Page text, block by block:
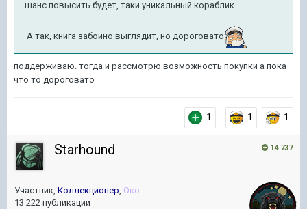
шанс повысить будет, таки уникальный кораблик.
А так, книга забойно выглядит, но дороговато
поддерживаю. тогда и рассмотрю возможность покупки а пока
что то дороговато
1 1 1
14 737
Starhound
Участник, Коллекционер, Око
13 222 публикации